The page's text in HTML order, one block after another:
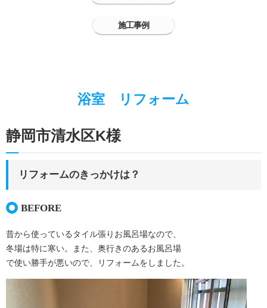
お家廻りのリフォーム
エネルギーベストミックス
ガス代を節約したい
太陽熱って何？
太陽光発電のこと
暮らしのこと
施工事例
浴室 リフォーム
静岡市清水区K様
リフォームのきっかけは？
BEFORE
昔から使っているタイル張りお風呂場なので、
冬場は特に寒い。また、奥行きのあるお風呂場
で使い勝手が悪いので、リフォームをしました。